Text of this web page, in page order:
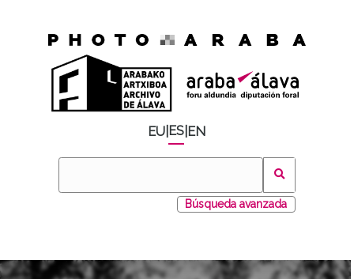
EU ES EN
Búsqueda avanzada